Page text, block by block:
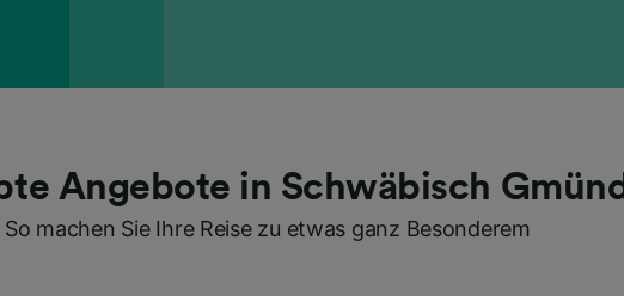
Angebote in Schwäbisch Gmünd
So machen Sie Ihre Reise zu etwas ganz Besonderem